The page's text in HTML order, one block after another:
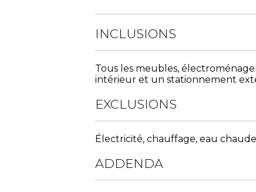
INCLUSIONS
Tous les meubles,
intérieur et un stationnement
EXCLUSIONS
Électricité, chauffage, eau
ADDENDA